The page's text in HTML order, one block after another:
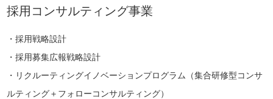
採用コンサルティング事業
・採用戦略設計
・採用募集広報戦略設計
・リクルーティングイノベーションプログラム（集合研修型コンサ
ルティング＋フォローコンサルティング）